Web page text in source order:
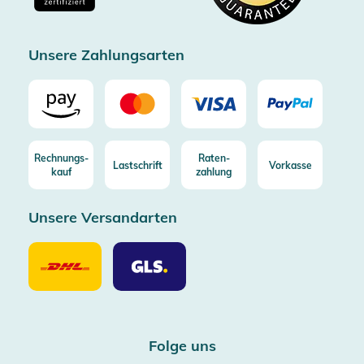
Unsere Zahlungsarten
Rechnungs-
kauf
Lastschrift
Raten-
zahlung
Vorkasse
Unsere Versandarten
Unsere
Versandarten
DHL
Unsere
Versandarten
GLS
Folge uns